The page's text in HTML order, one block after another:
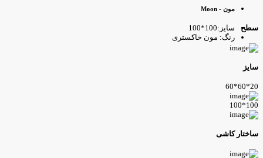
مون - Moon
سایز:100*100
رنگ: مون خاکستری
کاشی